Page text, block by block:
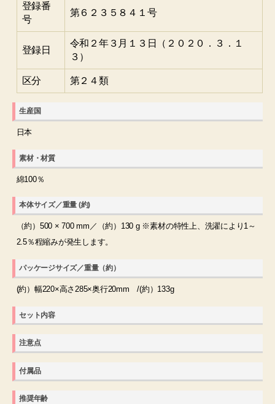
登録番
号
第６２３５８４１号
登録日
令和２年３月１３日（２０２０．３．１
３）
区分 第２４類
生産国
日本
素材・材質
綿100％
本体サイズ／重量 (約)
（約）500 × 700 mm／（約）130 g ※素材の特性上、洗濯により1～
2.5％程縮みが発生します。
パッケージサイズ／重量（約）
(約）幅220×高さ285×奥行20mm /(約）133g
セット内容
注意点
付属品
推奨年齢